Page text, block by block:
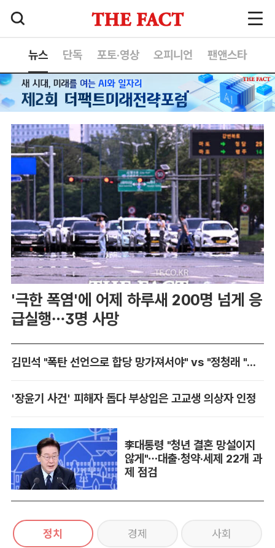
뉴스 단독 포토·영상 오피니언 팬앤스타
'극한 폭염'에 어제 하루새 200명 넘게 응
급실행…3명 사망
김민석 "폭탄 선언으로 합당 망가져서야" vs "정청래 "남 탓 전문가"
'장윤기 사건' 피해자 돕다 부상입은 고교생 의상자 인정
李대통령 "청년 결혼 망설이지
않게"…대출·청약·세제 22개 과
제 점검
정치 경제 사회